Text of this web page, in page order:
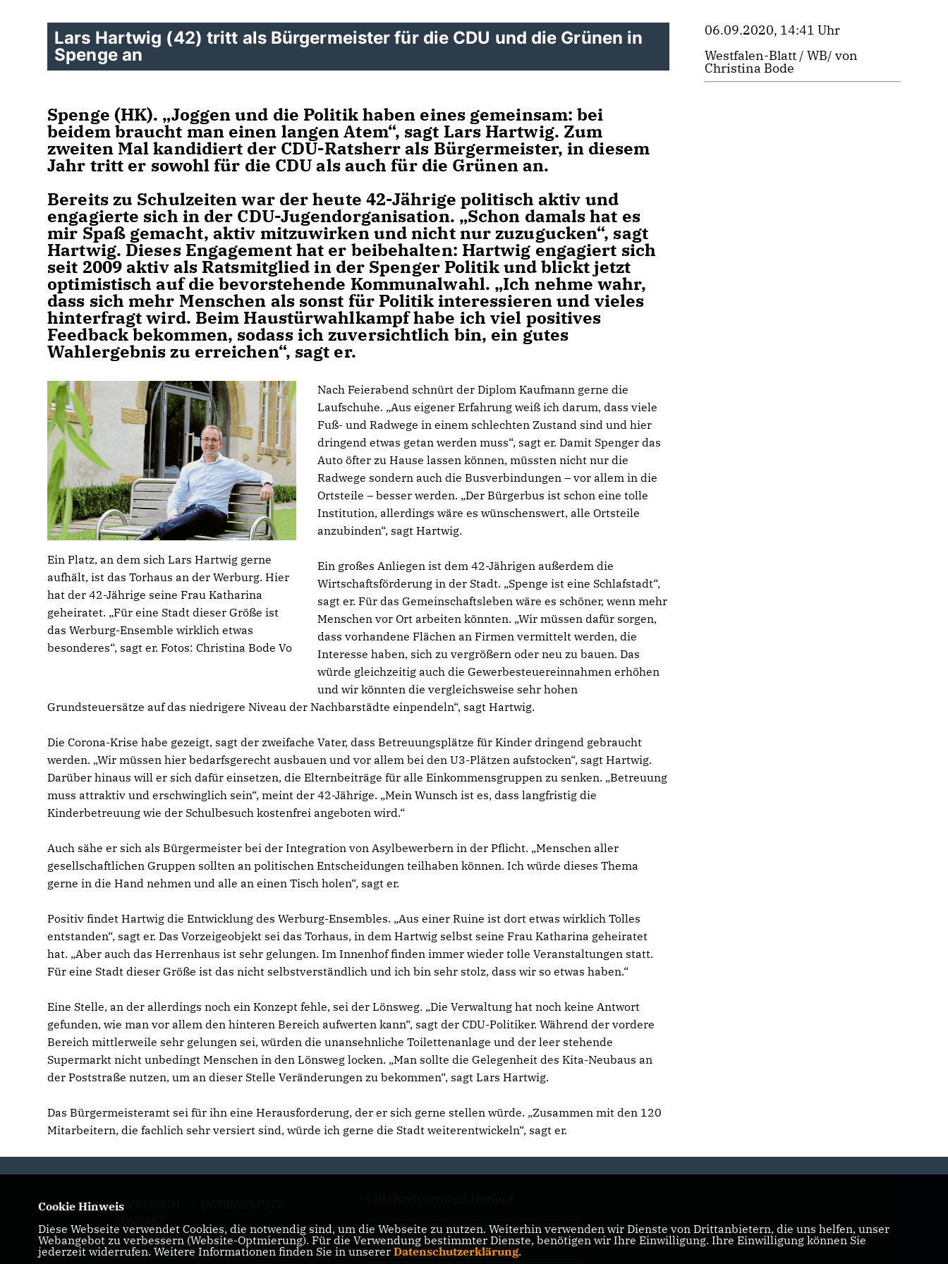
Lars Hartwig (42) tritt als Bürgermeister für die CDU und die Grünen in
Spenge an
Spenge (HK). Joggen und die Politik haben eines gemeinsam: bei
beidem braucht man einen langen Atem“, sagt Lars Hartwig. Zum
zweiten Mal kandidiert der CDU-Ratsherr als Bürgermeister, in diesem
Jahr tritt er sowohl für die CDU als auch für die Grünen an.
Bereits zu Schulzeiten war der heute 42-Jährige politisch aktiv und
engagierte sich in der CDU-Jugendorganisation. „Schon damals hat es
mir Spaß gemacht, aktiv mitzuwirken und nicht nur zuzugucken“, sagt
Hartwig. Dieses Engagement hat er beibehalten: Hartwig engagiert sich
seit 2009 aktiv als Ratsmitglied in der Spenger Politik und blickt jetzt
optimistisch auf die bevorstehende Kommunalwahl. „Ich nehme wahr,
dass sich mehr Menschen als sonst für Politik interessieren und vieles
hinterfragt wird. Beim Haustürwahlkampf habe ich viel positives
Feedback bekommen, sodass ich zuversichtlich bin, ein gutes
Wahlergebnis zu erreichen“, sagt er.
Ein Platz, an dem sich Lars Hartwig gerne
aufhält, ist das Torhaus an der Werburg. Hier
hat der 42-Jährige seine Frau Katharina
geheiratet. „Für eine Stadt dieser Größe ist
das Werburg-Ensemble wirklich etwas
besonderes“, sagt er. Fotos: Christina Bode Vo
Nach Feierabend schnürt der Diplom Kaufmann gerne die
Laufschuhe. „Aus eigener Erfahrung weiß ich darum, dass viele
Fuß- und Radwege in einem schlechten Zustand sind und hier
dringend etwas getan werden muss“, sagt er. Damit Spenger das
Auto öfter zu Hause lassen können, müssten nicht nur die
Radwege sondern auch die Busverbindungen – vor allem in die
Ortsteile – besser werden. „Der Bürgerbus ist schon eine tolle
Institution, allerdings wäre es wünschenswert, alle Ortsteile
anzubinden“, sagt Hartwig.
Ein großes Anliegen ist dem 42-Jährigen außerdem die
Wirtschaftsförderung in der Stadt. „Spenge ist eine Schlafstadt“,
sagt er. Für das Gemeinschaftsleben wäre es schöner, wenn mehr
Menschen vor Ort arbeiten könnten. „Wir müssen dafür sorgen,
dass vorhandene Flächen an Firmen vermittelt werden, die
Interesse haben, sich zu vergrößern oder neu zu bauen. Das
würde gleichzeitig auch die Gewerbesteuereinnahmen erhöhen
und wir könnten die vergleichsweise sehr hohen
Grundsteuersätze auf das niedrigere Niveau der Nachbarstädte einpendeln“, sagt Hartwig.
Die Corona-Krise habe gezeigt, sagt der zweifache Vater, dass Betreuungsplätze für Kinder dringend gebraucht
werden. „Wir müssen hier bedarfsgerecht ausbauen und vor allem bei den U3-Plätzen aufstocken“, sagt Hartwig.
Darüber hinaus will er sich dafür einsetzen, die Elternbeiträge für alle Einkommensgruppen zu senken. „Betreuung
muss attraktiv und erschwinglich sein“, meint der 42-Jährige. „Mein Wunsch ist es, dass langfristig die
Kinderbetreuung wie der Schulbesuch kostenfrei angeboten wird.“
Auch sähe er sich als Bürgermeister bei der Integration von Asylbewerbern in der Pflicht. „Menschen aller
gesellschaftlichen Gruppen sollten an politischen Entscheidungen teilhaben können. Ich würde dieses Thema
gerne in die Hand nehmen und alle an einen Tisch holen“, sagt er.
Positiv findet Hartwig die Entwicklung des Werburg-Ensembles. „Aus einer Ruine ist dort etwas wirklich Tolles
entstanden“, sagt er. Das Vorzeigeobjekt sei das Torhaus, in dem Hartwig selbst seine Frau Katharina geheiratet
hat. „Aber auch das Herrenhaus ist sehr gelungen. Im Innenhof finden immer wieder tolle Veranstaltungen statt.
Für eine Stadt dieser Größe ist das nicht selbstverständlich und ich bin sehr stolz, dass wir so etwas haben.“
Eine Stelle, an der allerdings noch ein Konzept fehle, sei der Lönsweg. „Die Verwaltung hat noch keine Antwort
gefunden, wie man vor allem den hinteren Bereich aufwerten kann“, sagt der CDU-Politiker. Während der vordere
Bereich mittlerweile sehr gelungen sei, würden die unansehnliche Toilettenanlage und der leer stehende
Supermarkt nicht unbedingt Menschen in den Lönsweg locken. „Man sollte die Gelegenheit des Kita-Neubaus an
der Poststraße nutzen, um an dieser Stelle Veränderungen zu bekommen“, sagt Lars Hartwig.
Das Bürgermeisteramt sei für ihn eine Herausforderung, der er sich gerne stellen würde. „Zusammen mit den 120
Mitarbeitern, die fachlich sehr versiert sind, würde ich gerne die Stadt weiterentwickeln“, sagt er.
06.09.2020, 14:41 Uhr
Westfalen-Blatt / WB/ von
Christina Bode
IMPRESSUM
KONTAKT
CDU NRW
Cookie Hinweis
Diese Webseite verwendet Cookies, die notwendig sind, um die Webseite zu nutzen. Weiterhin verwenden wir Dienste von Drittanbietern, die uns helfen, unser
Webangebot zu verbessern (Website-Optmierung). Für die Verwendung bestimmter Dienste, benötigen wir Ihre Einwilligung. Ihre Einwilligung können Sie
jederzeit widerrufen. Weitere Informationen finden Sie in unserer Datenschutzerklärung.